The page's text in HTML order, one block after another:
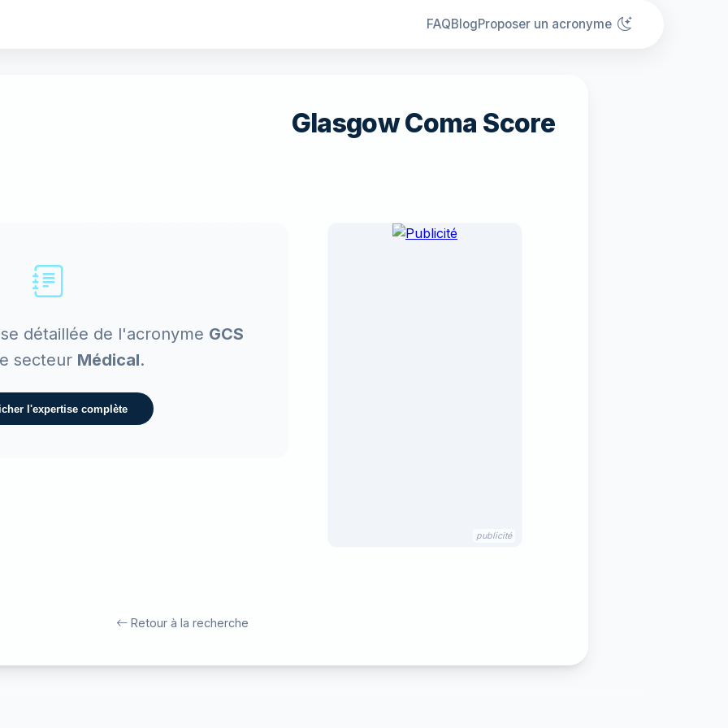
FAQBlogProposer un acronyme
Glasgow Coma Score
détaillée de l'acronyme GCS
secteur Médical.
l'expertise complète
publicité
Retour à la recherche